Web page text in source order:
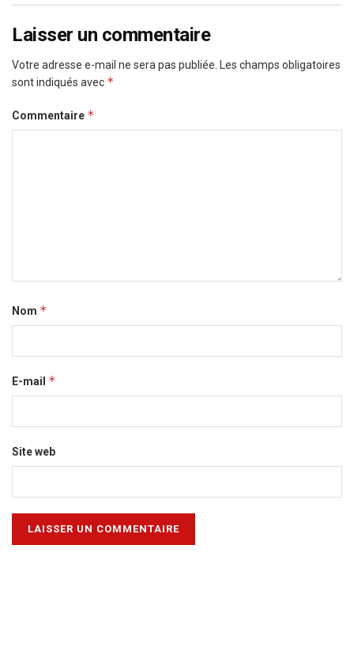
Laisser un commentaire
Votre adresse e-mail ne sera pas publiée.
Les champs obligatoires
sont indiqués avec *
Commentaire *
Nom *
E-mail *
Site web